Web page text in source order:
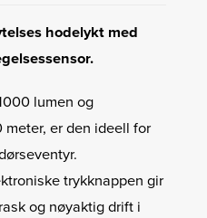
hodelykt med
lumen og
er den ideell for
trykknappen gir
og nøyaktig drift i